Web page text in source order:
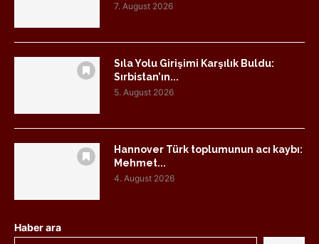
7. August 2026
Sıla Yolu Girişimi Karşılık Buldu:
Sırbistan’ın...
5. August 2026
Hannover Türk toplumunun acı kaybı:
Mehmet...
4. August 2026
Haber ara